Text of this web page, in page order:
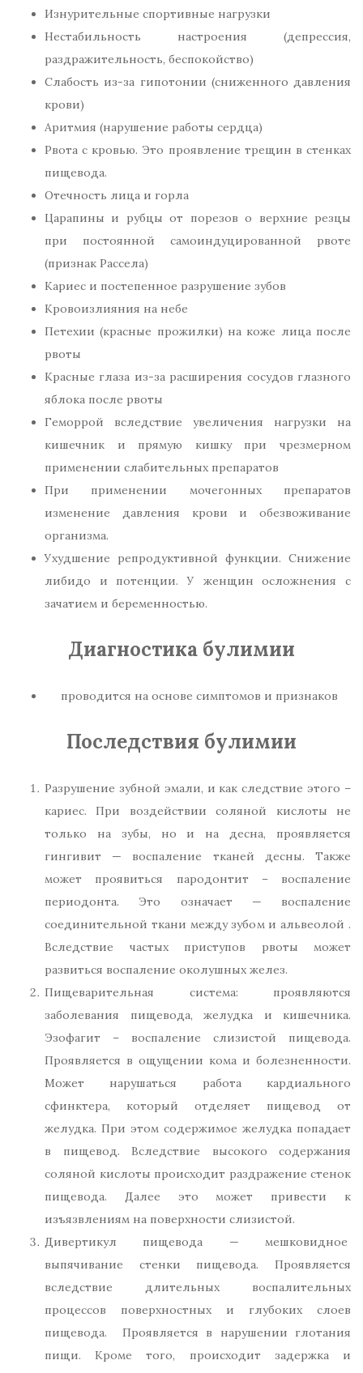
Изнурительные спортивные нагрузки
Нестабильность настроения (депрессия,
раздражительность, беспокойство)
Слабость из-за гипотонии (сниженного давления
крови)
Аритмия (нарушение работы сердца)
Рвота с кровью. Это проявление трещин в стенках
пищевода.
Отечность лица и горла
Царапины и рубцы от порезов о верхние резцы
при постоянной самоиндуцированной рвоте
(признак Рассела)
Кариес и постепенное разрушение зубов
Кровоизлияния на небе
Петехии (красные прожилки) на коже лица после
рвоты
Красные глаза из-за расширения сосудов глазного
яблока после рвоты
Геморрой вследствие увеличения нагрузки на
кишечник и прямую кишку при чрезмерном
применении слабительных препаратов
При применении мочегонных препаратов
изменение давления крови и обезвоживание
организма.
Ухудшение репродуктивной функции. Снижение
либидо и потенции. У женщин осложнения с
зачатием и беременностью.
Диагностика булимии
проводится на основе симптомов и признаков
Последствия булимии
Разрушение зубной эмали, и как следствие этого –
кариес. При воздействии соляной кислоты не
только на зубы, но и на десна, проявляется
гингивит — воспаление тканей десны. Также
может проявиться пародонтит – воспаление
периодонта. Это означает — воспаление
соединительной ткани между зубом и альвеолой .
Вследствие частых приступов рвоты может
развиться воспаление околушных желез.
Пищеварительная система: проявляются
заболевания пищевода, желудка и кишечника.
Эзофагит – воспаление слизистой пищевода.
Проявляется в ощущении кома и болезненности.
Может нарушаться работа кардиального
сфинктера, который отделяет пищевод от
желудка. При этом содержимое желудка попадает
в пищевод. Вследствие высокого содержания
соляной кислоты происходит раздражение стенок
пищевода. Далее это может привести к
изъязвлениям на поверхности слизистой.
Дивертикул пищевода — мешковидное
выпячивание стенки пищевода. Проявляется
вследствие длительных воспалительных
процессов поверхностных и глубоких слоев
пищевода. Проявляется в нарушении глотания
пищи. Кроме того, происходит задержка и